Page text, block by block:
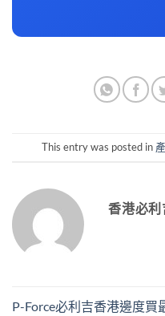
This entry was posted in
香港必利
P-Force必利吉香港邊度買